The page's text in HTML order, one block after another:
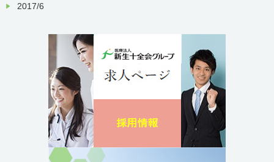
2017/6